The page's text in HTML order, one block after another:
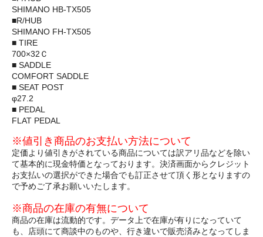
SHIMANO HB-TX505
■R/HUB
SHIMANO FH-TX505
■ TIRE
700×32Ｃ
■ SADDLE
COMFORT SADDLE
■ SEAT POST
φ27.2
■ PEDAL
FLAT PEDAL
※値引き商品のお支払い方法について
定価より値引きがされている商品については訳アリ品などを除い
て基本的に現金特価となっております。決済画面からクレジット
お支払いの選択ができた場合でも訂正させて頂く形となりますの
で予めご了承お願いいたします。
※商品の在庫の有無について
商品の在庫は流動的です。データ上で在庫が有りになっていて
も、店頭にて商談中のものや、行き違いで販売済みとなってしま